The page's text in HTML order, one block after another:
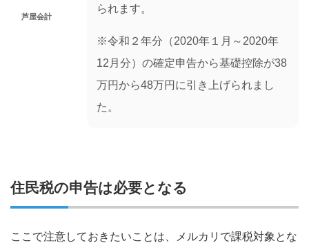
芦屋会計
られます。
※令和２年分（2020年１月～2020年
12月分）の確定申告から基礎控除が38
万円から48万円に引き上げられまし
た。
住民税の申告は必要となる
ここで注意しておきたいことは、メルカリで課税対象とな